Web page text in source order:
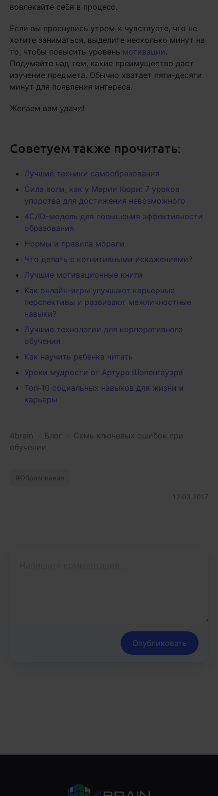
вовлекайте себя в процесс.
Если вы проснулись утром и чувствуете, что не
хотите заниматься, выделите несколько минут на
то, чтобы повысить уровень мотивации.
Подумайте над тем, какие преимущество даст
изучение предмета. Обычно хватает пяти-десяти
минут для появления интереса.
Желаем вам удачи!
Советуем также прочитать:
Лучшие техники самообразования
Сила воли, как у Марии Кюри: 7 уроков
упорства для достижения невозможного
4C/ID-модель для повышения эффективности
образования
Нормы и правила морали
Что делать с когнитивными искажениями?
Лучшие мотивационные книги
Как онлайн-игры улучшают карьерные
перспективы и развивают межличностные
навыки?
Лучшие технологии для корпоративного
обучения
Как научить ребенка читать
Уроки мудрости от Артура Шопенгауэра
Топ-10 социальных навыков для жизни и
карьеры
4brain Блог
Семь ключевых ошибок при
обучении
Образование
12.03.2017
Опубликовать